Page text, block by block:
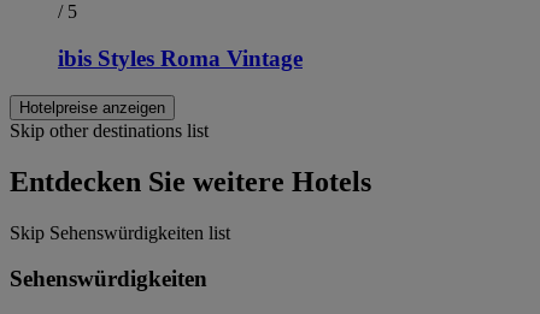
/ 5
ibis Styles Roma Vintage
Hotelpreise anzeigen
Skip other destinations list
Entdecken Sie weitere Hotels
Skip Sehenswürdigkeiten list
Sehenswürdigkeiten